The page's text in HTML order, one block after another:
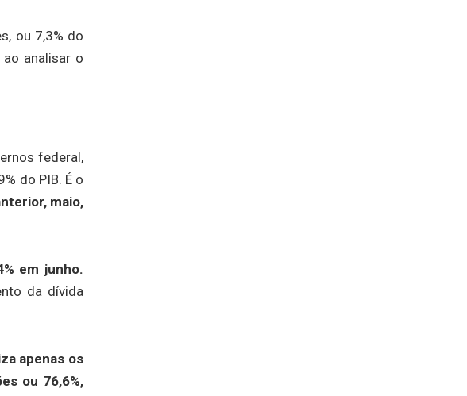
ou 7,3% do
analisar o
federal,
do PIB. É o
maio,
em junho.
da dívida
apenas os
ou 76,6%,